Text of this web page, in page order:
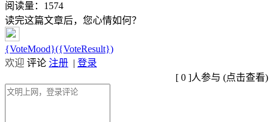
阅读量： 1574
读完这篇文章后，您心情如何？
{VoteMood}({VoteResult})
欢迎 评论 注册 | 登录
[ 0 ]人参与 (点击查看)